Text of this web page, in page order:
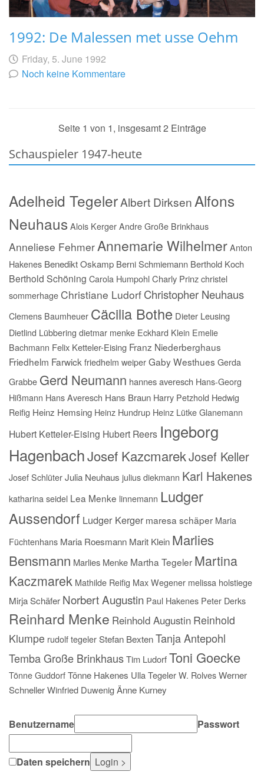
1992: De Malessen met usse Oehm
Geschrieben
von
am Friday, 5. June 1992
Noch keine Kommentare
Seite 1 von 1, insgesamt 2 Einträge
Schauspieler 1947-heute
Adelheid TegelerAlbert Dirksen Alfons
Neuhaus Alois KergerAndre Große Brinkhaus
Anneliese Fehmer Annemarie WilhelmerAnton
Hakenes Benedikt Oskamp Berni Schmiemann Berthold Koch
Berthold Schöning Carola HumpohlCharly Prinzchristel
sommerhage Christiane Ludorf Christopher Neuhaus
Clemens Baumheuer Cäcilia Bothe Dieter Leusing
Dietlind Lübbering dietmar menke Eckhard Klein Emelie
Bachmann Felix Ketteler-Eising Franz Niederberghaus
Friedhelm Farwick friedhelm weiperGaby Westhues Gerda
Grabbe Gerd Neumann hannes averesch Hans-Georg
Hißmann Hans Averesch Hans Braun Harry Petzhold Hedwig
Reifig Heinz Hemsing Heinz Hundrup Heinz Lütke Glanemann
Hubert Ketteler-Eising Hubert Reers Ingeborg
HagenbachJosef KazcmarekJosef Keller
Josef SchlüterJulia Neuhaus julius diekmann Karl Hakenes
katharina seidel Lea Menke linnemann Ludger
Aussendorf Ludger Kerger maresa schäper Maria
Füchtenhans Maria Roesmann Marit Klein Marlies
Bensmann Marlies Menke Martha Tegeler Martina
Kaczmarek Mathilde Reifig Max Wegener melissa holstiege
Mirja Schäfer Norbert Augustin Paul Hakenes Peter Derks
Reinhard Menke Reinhold Augustin Reinhold
Klumpe rudolf tegelerStefan BextenTanja Antepohl
Temba Große BrinkhausTim LudorfToni Goecke
Tönne GuddorfTönne Hakenes Ulla TegelerW. RolvesWerner
SchnellerWinfried DuwenigÄnne Kurney
Benutzername Passwort
Daten speichern